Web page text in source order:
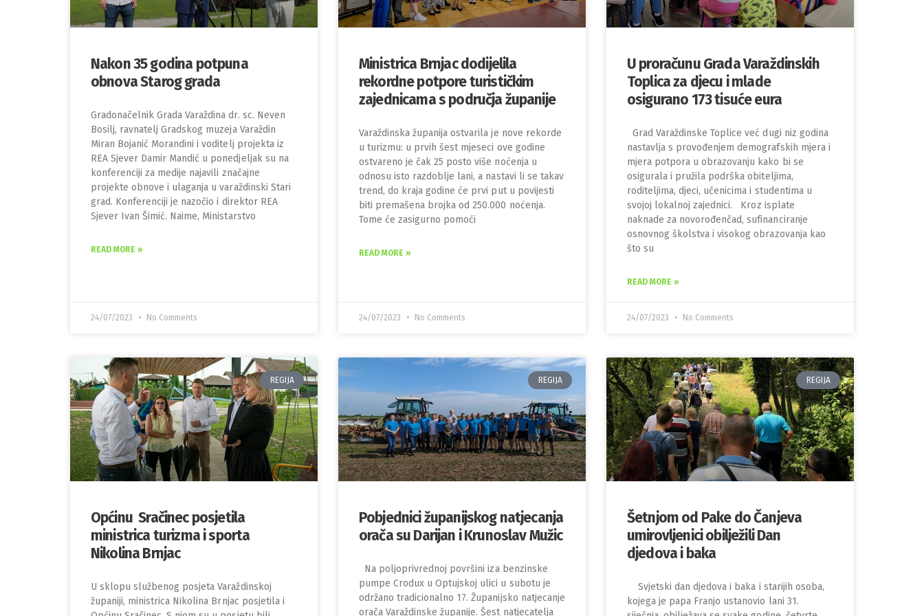
Nakon 35 godina potpuna
obnova Starog grada
Gradonačelnik Grada Varaždina dr. sc. Neven
Bosilj, ravnatelj Gradskog muzeja Varaždin
Miran Bojanić Morandini i voditelj projekta iz
REA Sjever Damir Mandić u ponedjeljak su na
konferenciji za medije najavili značajne
projekte obnove i ulaganja u varaždinski Stari
grad. Konferenciji je nazočio i direktor REA
Sjever Ivan Šimić. Naime, Ministarstvo
READ MORE »
24/07/2023 No Comments
Ministrica Brnjac dodijelila
rekordne potpore turističkim
zajednicama s područja županije
Varaždinska županija ostvarila je nove rekorde
u turizmu: u prvih šest mjeseci ove godine
ostvareno je čak 25 posto više noćenja u
odnosu isto razdoblje lani, a nastavi li se takav
trend, do kraja godine će prvi put u povijesti
biti premašena brojka od 250.000 noćenja.
Tome će zasigurno pomoći
READ MORE »
24/07/2023 No Comments
U proračunu Grada Varaždinskih
Toplica za djecu i mlade
osigurano 173 tisuće eura
Grad Varaždinske Toplice već dugi niz godina
nastavlja s provođenjem demografskih mjera i
mjera potpora u obrazovanju kako bi se
osigurala i pružila podrška obiteljima,
roditeljima, djeci, učenicima i studentima u
svojoj lokalnoj zajednici. Kroz isplate
naknade za novorođenčad, sufinanciranje
osnovnog školstva i visokog obrazovanja kao
što su
READ MORE »
24/07/2023 No Comments
REGIJA
Općinu Sračinec posjetila
ministrica turizma i sporta
Nikolina Brnjac
U sklopu službenog posjeta Varaždinskoj
županiji, ministrica Nikolina Brnjac posjetila i
REGIJA
Pobjednici županijskog natjecanja
orača su Darijan i Krunoslav Mužic
Na poljoprivrednoj površini iza benzinske
pumpe Crodux u Optujskoj ulici u subotu je
održano tradicionalno 17. Županijsko natjecanje
orača Varaždinske županije. Šest natjecatelja
REGIJA
Šetnjom od Pake do Čanjeva
umirovljenici obilježili Dan
djedova i baka
Svjetski dan djedova i baka i starijih osoba,
kojega je papa Franjo ustanovio lani 31.